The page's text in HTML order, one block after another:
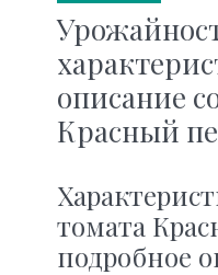
описание
Красный
томата
подробное